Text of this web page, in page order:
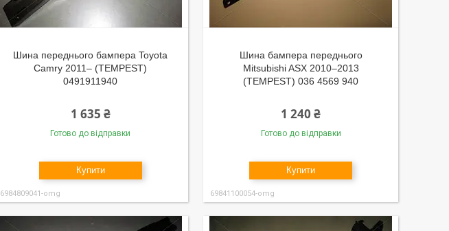
Шина переднього бампера Toyota
Camry 2011– (TEMPEST)
0491911940
1 635 ₴
Готово до відправки
Купити
6984809041-omg
Шина бампера переднього
Mitsubishi ASX 2010–2013
(TEMPEST) 036 4569 940
1 240 ₴
Готово до відправки
Купити
69841100054-omg